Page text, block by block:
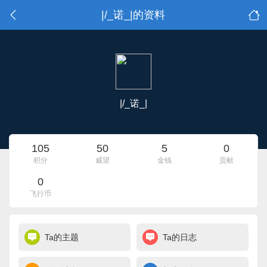
|/_诺_|的资料
|/_诺_|
105
积分
50
威望
5
金钱
0
贡献
0
飞行币
Ta的主题 Ta的日志